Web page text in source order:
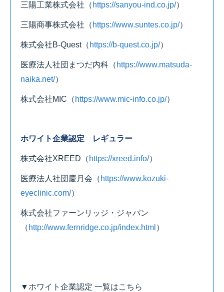
三陽工業株式会社 （ https://sanyou-ind.co.jp/）
三陽商事株式会社 （ https://www.suntes.co.jp/）
株式会社B-Quest（ https://b-quest.co.jp/）
医療法人社団まつだ内科 （ https://www.matsuda-
naika.net/）
株式会社MIC （ https://www.mic-info.co.jp/）
ホワイト企業認定 レギュラー
株式会社XREED （ https://xreed.info/）
医療法人社団慶月会 （ https://www.kozuki-
eyeclinic.com/）
株式会社ファーンリッジ・ジャパン
（ http://www.fernridge.co.jp/index.html ）
▼ホワイト企業認定 一覧はこちら